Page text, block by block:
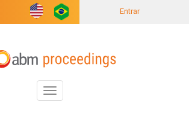
Entrar
Toggle
navigation